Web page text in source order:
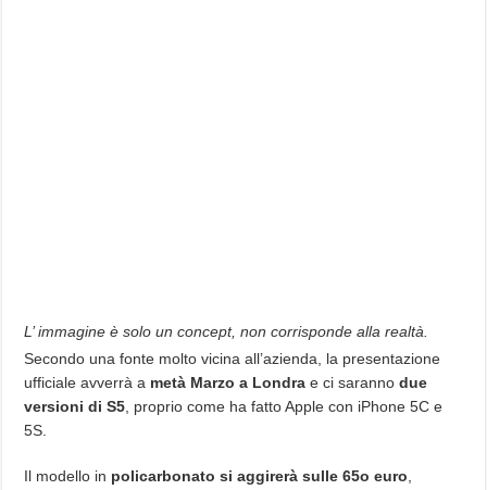
L’ immagine è solo un concept, non corrisponde alla realtà.
Secondo una fonte molto vicina all’azienda, la presentazione
ufficiale avverrà a metà Marzo a Londra e ci sarannodue
versioni di S5 , proprio come ha fatto Apple con iPhone 5C e
5S.
Il modello in policarbonato si aggirerà sulle 65o euro